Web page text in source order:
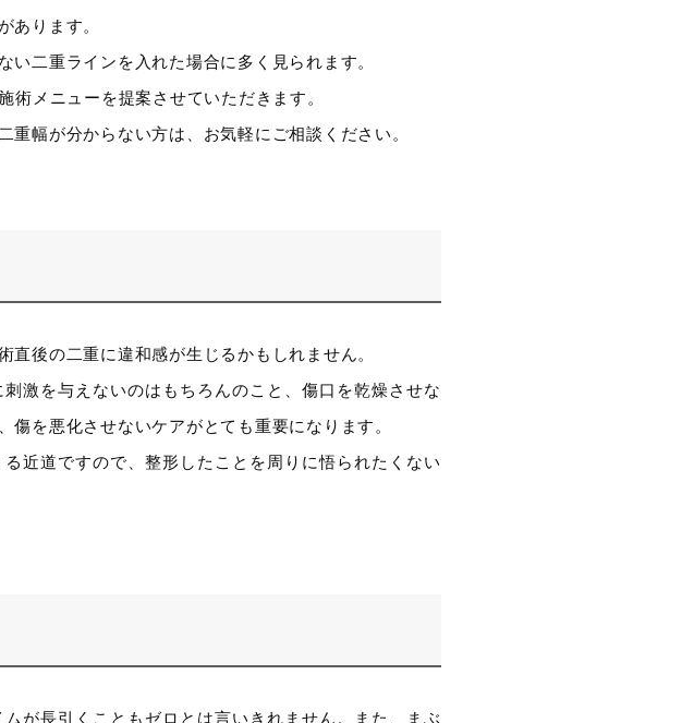
あります。
二重ラインを入れた場合に多く見られます。
メニューを提案させていただきます。
幅が分からない方は、お気軽にご相談ください。
後の二重に違和感が生じるかもしれません。
激を与えないのはもちろんのこと、傷口を乾燥させな
を悪化させないケアがとても重要になります。
近道ですので、整形したことを周りに悟られたくない
が長引くこともゼロとは言いきれません。また、まぶ